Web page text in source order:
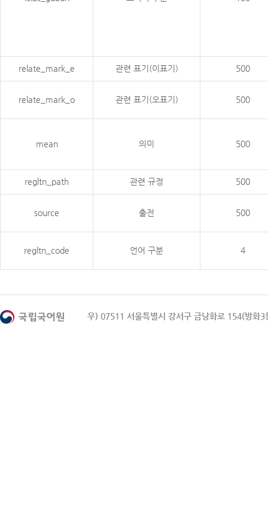
relate_mark_e 관련 표기(이표기) 500
relate_mark_o 관련 표기(오표기) 500
mean 의미 500
regltn_path 관련 규정 500
source 출전 500
regltn_code 언어 구분 4
우) 07511 서울특별시 강서구 금낭화로 154(방화3